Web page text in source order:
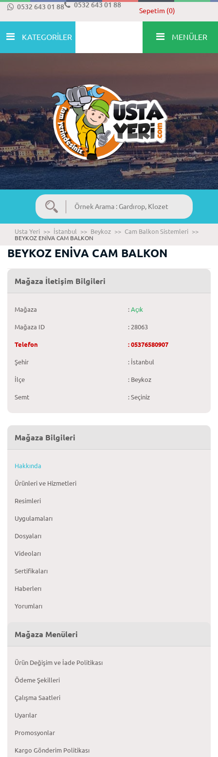
0532 643 01 88 0532 643 01 88
Sepetim (0)
KATEGORİLER MENÜLER
Usta Yeri >> İstanbul >> Beykoz >> Cam Balkon Sistemleri >>
BEYKOZ ENİVA CAM BALKON
BEYKOZ ENİVA CAM BALKON
Mağaza İletişim Bilgileri
Mağaza : Açık
Mağaza ID : 28063
Telefon : 05376580907
Şehir : İstanbul
İlçe : Beykoz
Semt : Seçiniz
Mağaza Bilgileri
Hakkında
Ürünleri ve Hizmetleri
Resimleri
Uygulamaları
Dosyaları
Videoları
Sertifikaları
Haberlerı
Yorumları
Mağaza Menüleri
Ürün Değişim ve İade Politikası
Ödeme Şekilleri
Çalışma Saatleri
Uyarılar
Promosyonlar
Kargo Gönderim Politikası